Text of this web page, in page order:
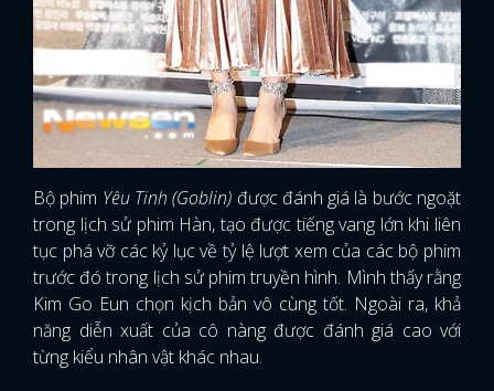
Bộ phim Yêu Tinh (Goblin) được đánh giá là bước ngoặt
trong lịch sử phim Hàn, tạo được tiếng vang lớn khi liên
tục phá vỡ các kỷ lục về tỷ lệ lượt xem của các bộ phim
trước đó trong lịch sử phim truyền hình. Mình thấy rằng
Kim Go Eun chọn kịch bản vô cùng tốt. Ngoài ra, khả
năng diễn xuất của cô nàng được đánh giá cao với
từng kiểu nhân vật khác nhau.